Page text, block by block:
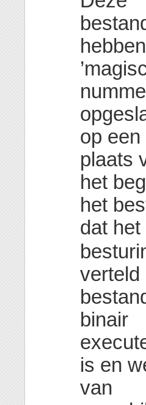
op
plaats
het
het
dat het
verteld
binair
is en
van